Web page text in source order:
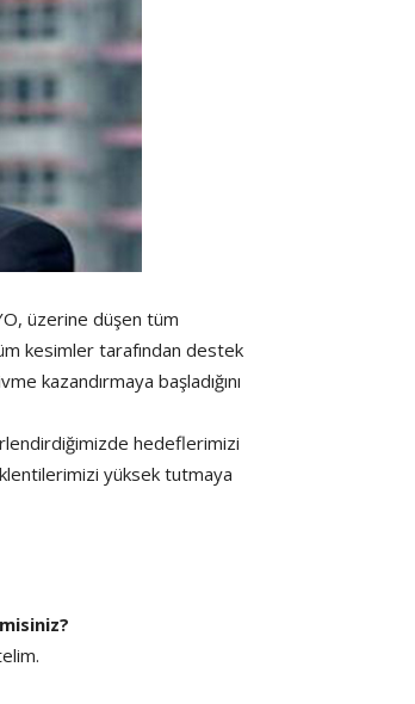
üzerine düşen tüm
kesimler tarafından destek
kazandırmaya başladığını
hedeflerimizi
yüksek tutmaya